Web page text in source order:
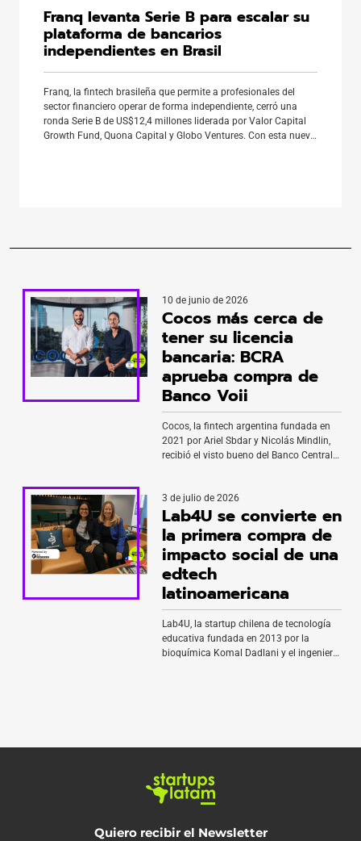
Franq levanta Serie B para escalar su
plataforma de bancarios
independientes en Brasil
Franq, la fintech brasileña que permite a profesionales del
sector financiero operar de forma independiente, cerró una
ronda Serie B de US$12,4 millones liderada por Valor Capital
Growth Fund, Quona Capital y Globo Ventures. Con esta nueva
10 de junio de 2026
Cocos más cerca de
tener su licencia
bancaria: BCRA
aprueba compra de
Banco Voii
Cocos, la fintech argentina fundada en
2021 por Ariel Sbdar y Nicolás Mindlin,
recibió el visto bueno del Banco Central
a un paso de obtener su propia licencia
bancaria y marcar un antes y un después
en su historia desde que […]
3 de julio de 2026
Lab4U se convierte en
la primera compra de
impacto social de una
edtech
latinoamericana
Lab4U, la startup chilena de tecnología
educativa fundada en 2013 por la
bioquímica Komal Dadlani y el ingeniero
Quiero recibir el Newsletter